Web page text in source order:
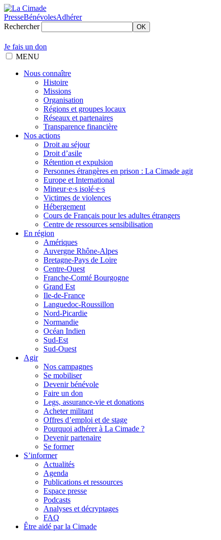
PresseBénévolesAdhérer
Rechercher
OK
Je fais un don
MENU
Nous connaître
Histoire
Missions
Organisation
Régions et groupes locaux
Réseaux et partenaires
Transparence financière
Nos actions
Droit au séjour
Droit d’asile
Rétention et expulsion
Personnes étrangères en prison : La Cimade agit
Europe et International
Mineur·e·s isolé·e·s
Victimes de violences
Hébergement
Cours de Français pour les adultes étrangers
Centre de ressources sensibilisation
En région
Amériques
Auvergne Rhône-Alpes
Bretagne-Pays de Loire
Centre-Ouest
Franche-Comté Bourgogne
Grand Est
Ile-de-France
Languedoc-Roussillon
Nord-Picardie
Normandie
Océan Indien
Sud-Est
Sud-Ouest
Agir
Nos campagnes
Se mobiliser
Devenir bénévole
Faire un don
Legs, assurance-vie et donations
Acheter militant
Offres d’emploi et de stage
Pourquoi adhérer à La Cimade ?
Devenir partenaire
Se former
S’informer
Actualités
Agenda
Publications et ressources
Espace presse
Podcasts
Analyses et décryptages
FAQ
Être aidé par la Cimade